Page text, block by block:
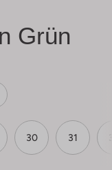
Grün
30 31